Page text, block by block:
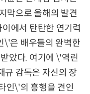
막으로 올해의 발견
에서 탄탄한 연기력
\'은 배우들의 완벽한
았다. 여기에 \'역린
규 감독은 자신의 장
인\'의 흥행을 견인